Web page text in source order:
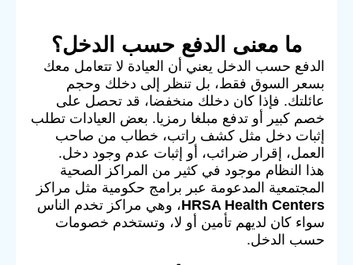
ما معنى الدفع حسب الدخل؟
الدفع حسب الدخل يعني أن العيادة لا تتعامل معك
بسعر السوق فقط، بل تنظر إلى دخلك وحجم
عائلتك. فإذا كان دخلك منخفضا، قد تحصل على
خصم كبير أو تدفع مبلغا رمزيا. بعض العيادات تطلب
إثبات دخل مثل كشف راتب، خطاب من صاحب
العمل، إقرار ضرائب، أو إثبات عدم وجود دخل.
هذا النظام موجود في كثير من المراكز الصحية
المجتمعية المدعومة عبر برامج حكومية مثل مراكز
HRSA Health Centers، وهي مراكز تخدم الناس
سواء كان لديهم تأمين أو لا، وتستخدم خصومات
حسب الدخل.